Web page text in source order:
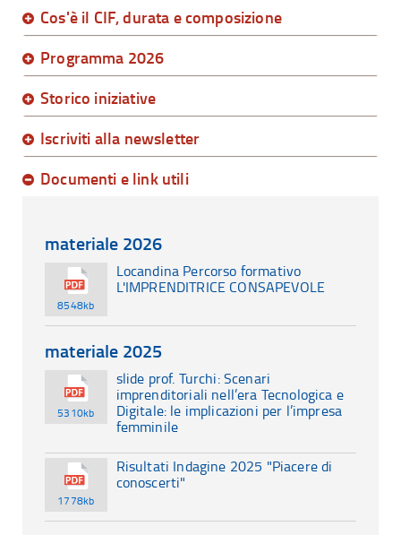
Cos'è il CIF, durata e composizione
Programma 2026
Storico iniziative
Iscriviti alla newsletter
Documenti e link utili
materiale 2026
8548kb
Locandina Percorso formativo
L'IMPRENDITRICE CONSAPEVOLE
materiale 2025
5310kb
slide prof. Turchi: Scenari
imprenditoriali nell’era Tecnologica e
Digitale: le implicazioni per l’impresa
femminile
1778kb
Risultati Indagine 2025 "Piacere di
conoscerti"